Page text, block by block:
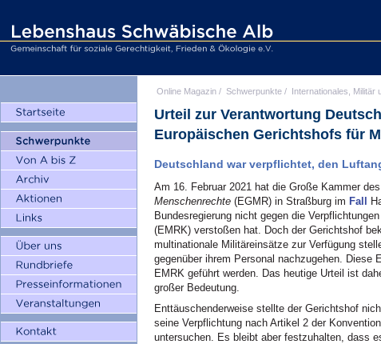
Online Magazin / Schwerpunkte / Internationales, Militär
Urteil zur Verantwortung
Europäischen Gerichtshofs für
Deutschland war verpflichtet, den
Am 16. Februar 2021 hat die Große Kammer des
Menschenrechte (EGMR) in Straßburg im Fall
Bundesregierung nicht gegen die
(EMRK) verstoßen hat. Doch der Gerichtshof
multinationale Militäreinsätze zur Verfügung
gegenüber ihrem Personal nachzugehen. Diese
EMRK geführt werden. Das heutige Urteil ist
großer Bedeutung.
Enttäuschenderweise stellte der Gerichtshof
seine Verpflichtung nach Artikel 2 der
untersuchen. Es bleibt aber festzuhalten, dass